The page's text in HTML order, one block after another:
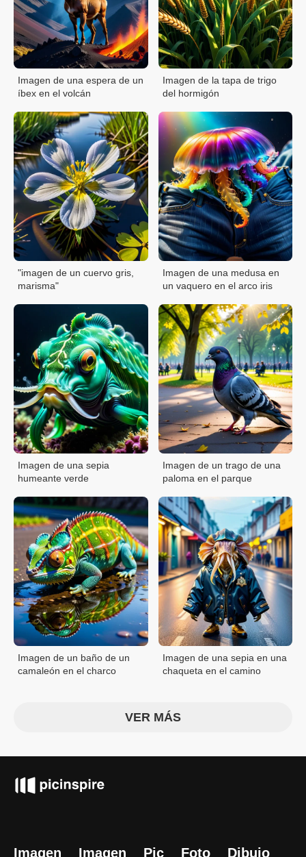
Imagen de una espera de un
íbex en el volcán
Imagen de la tapa de trigo
del hormigón
"imagen de un cuervo gris,
marisma"
Imagen de una medusa en
un vaquero en el arco iris
Imagen de una sepia
humeante verde
Imagen de un trago de una
paloma en el parque
Imagen de un baño de un
camaleón en el charco
Imagen de una sepia en una
chaqueta en el camino
VER MÁS
Imagen Imagen Pic Foto Dibujo